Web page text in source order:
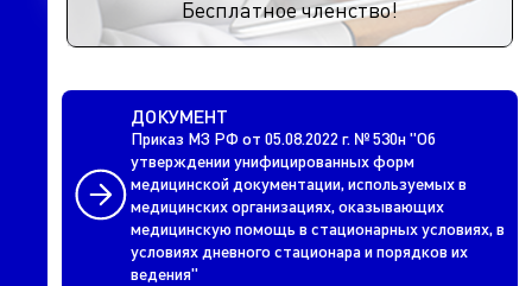
Бесплатное членство!
ДОКУМЕНТ
Приказ МЗ РФ от 05.08.2022 г. № 530н "Об
утверждении унифицированных форм
медицинской документации, используемых в
медицинских организациях, оказывающих
медицинскую помощь в стационарных условиях, в
условиях дневного стационара и порядков их
ведения"